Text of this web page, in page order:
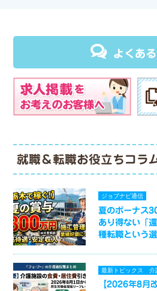
よくあ
就職＆転職お役立ちコラ
ジョブナビ通信
夏のボーナス
あり得ない「
種転職という
最新トピックス 介
【2026年8月